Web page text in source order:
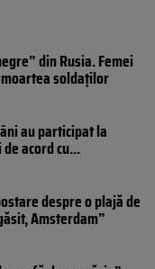
din Rusia. Femei
soldaților
au participat la
acord cu...
despre o plajă de
Amsterdam”